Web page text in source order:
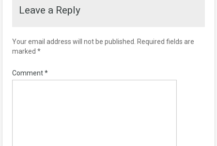
Leave a Reply
Your email address will not be published. Required fields are
marked *
Comment*